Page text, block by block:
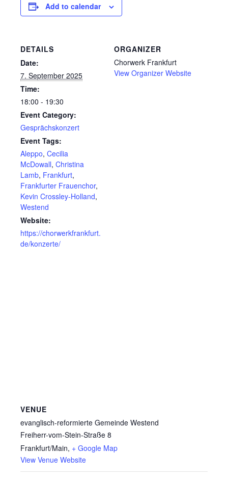
Add to calendar
DETAILS
Date:
7. September 2025
Time:
18:00 - 19:30
Event Category:
Gesprächskonzert
Event Tags:
Aleppo, Cecilia
McDowall, Christina
Lamb, Frankfurt,
Frankfurter Frauenchor,
Kevin Crossley-Holland,
Westend
Website:
https://chorwerkfrankfurt.
de/konzerte/
ORGANIZER
Chorwerk Frankfurt
View Organizer Website
VENUE
evanglisch-reformierte Gemeinde Westend
Freiherr-vom-Stein-Straße 8
Frankfurt/Main, + Google Map
View Venue Website